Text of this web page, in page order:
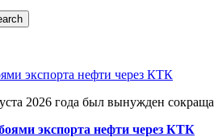
экспорта нефти через КТК
2026 года был вынужден
экспорта нефти через КТК